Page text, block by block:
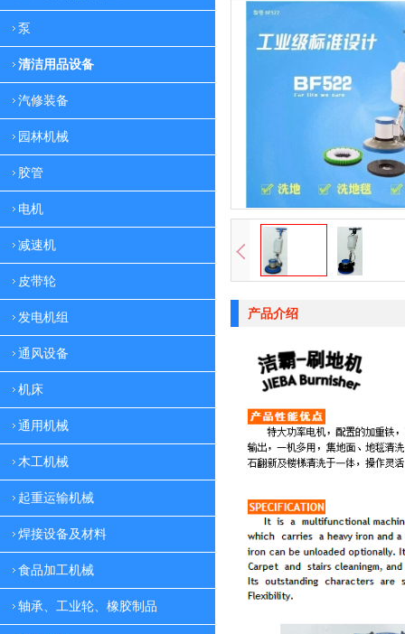
泵
清洁用品设备
汽修装备
园林机械
胶管
电机
减速机
皮带轮
发电机组
通风设备
机床
通用机械
木工机械
起重运输机械
焊接设备及材料
食品加工机械
轴承、工业轮、橡胶制品
产品介绍